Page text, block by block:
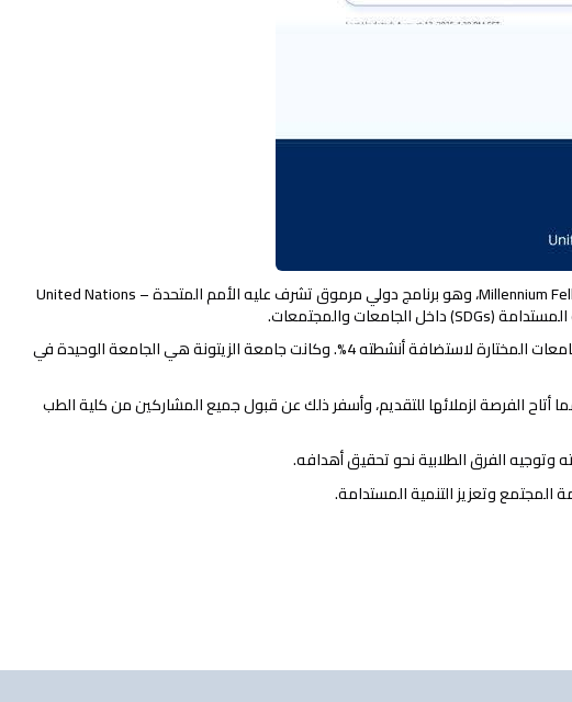
في إنجاز أكاديمي دولي جديد، حجزت جامعة الزيتونة موقعها ضمن نخبة الجامعات العالمية التي تم اختيارها لاستضافة برنامج Millennium Fellowship 2025، وهو برنامج دولي مرموق تشرف عليه الأمم المتحدة – United Nations
شهد البرنامج هذا العام إقبالًا واسعًا، حيث استقبل أكثر من 60,000 طلب مشاركة من أكثر من 7,500 جامعة حول العالم، ولم تتجاوز نسبة الجامعات المختارة لاستضافة أنشطته 4%. وكانت جامعة الزيتونة هي الجامعة الوحيدة في
أتاح الفرصة لزملائها للتقديم، وأسفر ذلك عن قبول جميع المشاركين من كلية الطب
المجتمع وتعزيز التنمية المستدامة.